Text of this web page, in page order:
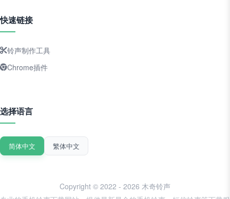
快速链接
铃声制作工具
Chrome插件
选择语言
简体中文 繁体中文
Copyright © 2022 - 2026 木奇铃声